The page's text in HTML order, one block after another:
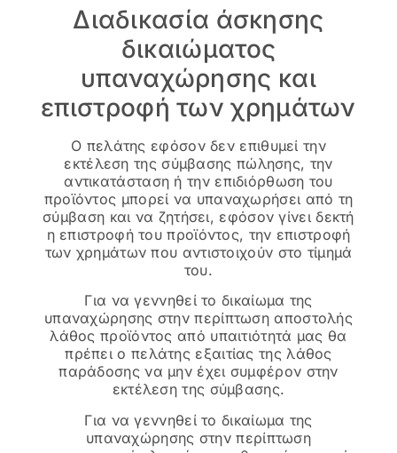
Διαδικασία άσκησης
δικαιώματος
υπαναχώρησης και
επιστροφή των χρημάτων
Ο πελάτης εφόσον δεν επιθυμεί την
εκτέλεση της σύμβασης πώλησης, την
αντικατάσταση ή την επιδιόρθωση του
προϊόντος μπορεί να υπαναχωρήσει από τη
σύμβαση και να ζητήσει, εφόσον γίνει δεκτή
η επιστροφή του προϊόντος, την επιστροφή
των χρημάτων που αντιστοιχούν στο τίμημά
του.
Για να γεννηθεί το δικαίωμα της
υπαναχώρησης στην περίπτωση αποστολής
λάθος προϊόντος από υπαιτιότητά μας θα
πρέπει ο πελάτης εξαιτίας της λάθος
παράδοσης να μην έχει συμφέρον στην
εκτέλεση της σύμβασης.
Για να γεννηθεί το δικαίωμα της
υπαναχώρησης στην περίπτωση